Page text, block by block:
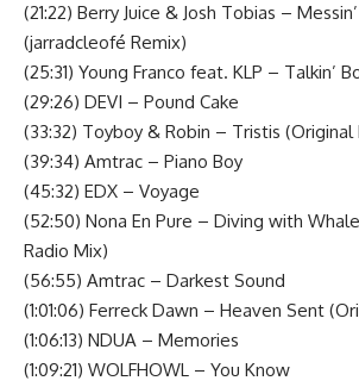
(21:22) Berry Juice & Josh Tobias –
(jarradcleofé Remix)
(25:31) Young Franco feat. KLP – Talkin’
(29:26) DEVI – Pound Cake
(33:32) Toyboy & Robin – Tristis (Original
(39:34) Amtrac – Piano Boy
(45:32) EDX – Voyage
(52:50) Nona En Pure – Diving with
Radio Mix)
(56:55) Amtrac – Darkest Sound
(1:01:06) Ferreck Dawn – Heaven Sent
(1:06:13) NDUA – Memories
(1:09:21) WOLFHOWL – You Know